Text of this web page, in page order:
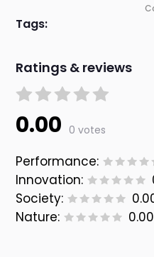
Tags:
Ratings & reviews
0.00 0 votes
Performance:
Innovation:
Society:
Nature:
0.00